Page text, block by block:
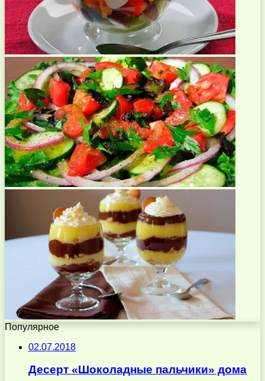
Популярное
02.07.2018
Десерт «Шоколадные пальчики» дома